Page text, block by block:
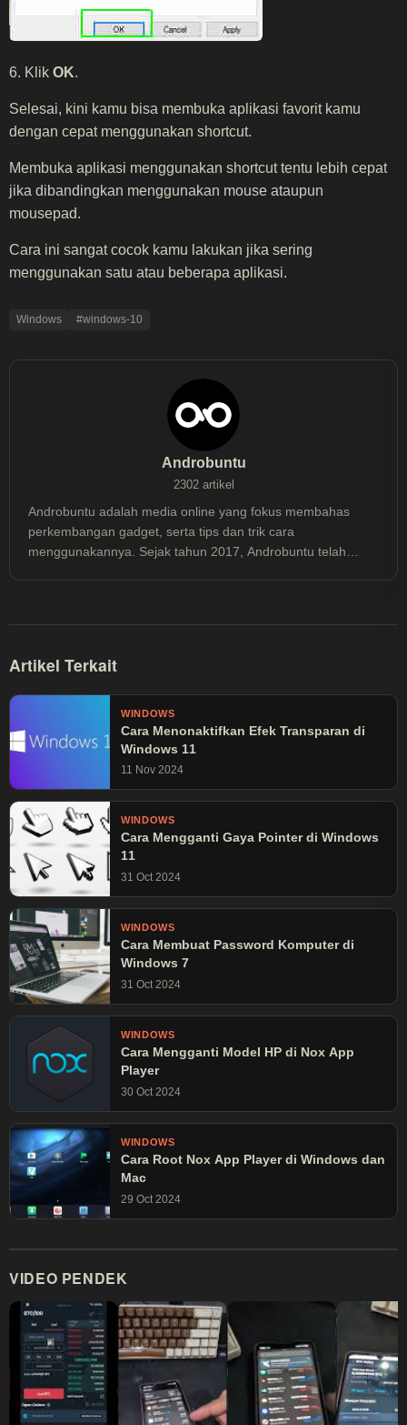
6. Klik OK.
Selesai, kini kamu bisa membuka aplikasi favorit kamu
dengan cepat menggunakan shortcut.
Membuka aplikasi menggunakan shortcut tentu lebih cepat
jika dibandingkan menggunakan mouse ataupun
mousepad.
Cara ini sangat cocok kamu lakukan jika sering
menggunakan satu atau beberapa aplikasi.
Windows #windows-10
Androbuntu
2302 artikel
Androbuntu adalah media online yang fokus membahas
perkembangan gadget, serta tips dan trik cara
menggunakannya. Sejak tahun 2017, Androbuntu telah
Artikel Terkait
WINDOWS
Cara Menonaktifkan Efek Transparan di
Windows 11
11 Nov 2024
WINDOWS
Cara Mengganti Gaya Pointer di Windows
11
31 Oct 2024
WINDOWS
Cara Membuat Password Komputer di
Windows 7
31 Oct 2024
WINDOWS
Cara Mengganti Model HP di Nox App
Player
30 Oct 2024
WINDOWS
Cara Root Nox App Player di Windows dan
Mac
29 Oct 2024
VIDEO PENDEK